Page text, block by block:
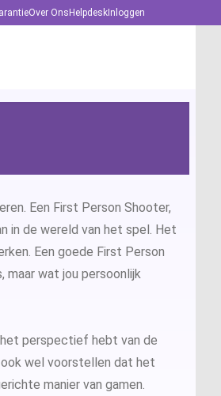
Over Ons Helpdesk Inloggen
Een First Person Shooter,
in de wereld van het spel. Het
Een goede First Person
maar wat jou persoonlijk
perspectief hebt van de
ook wel voorstellen dat het
manier van gamen.